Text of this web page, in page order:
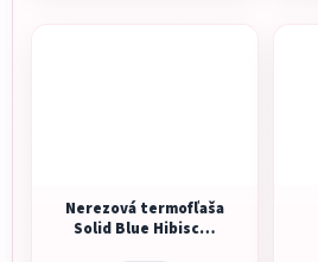
Nerezová termofľaša
Solid Blue Hibiscus